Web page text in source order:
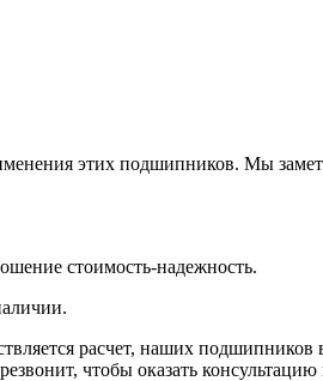
этих подшипников. Мы
стоимость-надежность.
расчет, наших
чтобы оказать